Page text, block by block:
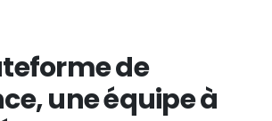
de
une équipe à